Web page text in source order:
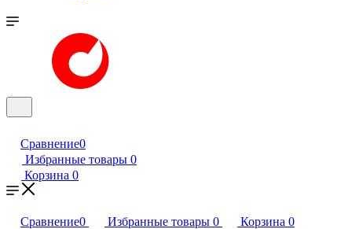
Сравнение0
Избранные товары 0
Корзина 0
Сравнение0 Избранные товары 0 Корзина 0